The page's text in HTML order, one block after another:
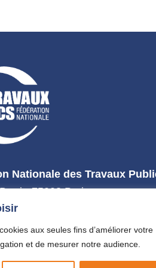
aux seules fins d’améliorer votre
et de mesurer notre audience.
Nationale des Travaux
- 75008 Paris
13 31 44